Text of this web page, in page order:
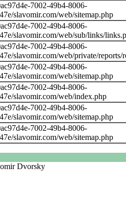
7002-49b4-8006-
slavomir.com/web/sitemap.php
7002-49b4-8006-
slavomir.com/web/sub/links/
7002-49b4-8006-
slavomir.com/web/private/reports/
7002-49b4-8006-
slavomir.com/web/sitemap.php
7002-49b4-8006-
slavomir.com/web/index.php
7002-49b4-8006-
slavomir.com/web/sitemap.php
7002-49b4-8006-
slavomir.com/web/sitemap.php
Dvorsky